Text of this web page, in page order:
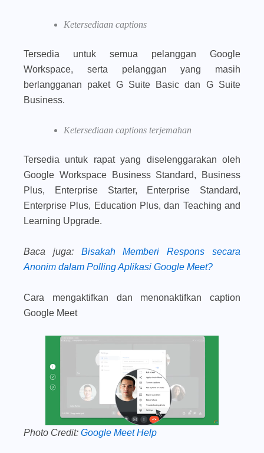
Ketersediaan captions
Tersedia untuk semua pelanggan Google
Workspace, serta pelanggan yang masih
berlangganan paket G Suite Basic dan G Suite
Business.
Ketersediaan captions terjemahan
Tersedia untuk rapat yang diselenggarakan oleh
Google Workspace Business Standard, Business
Plus, Enterprise Starter, Enterprise Standard,
Enterprise Plus, Education Plus, dan Teaching and
Learning Upgrade.
Baca juga:
Bisakah Memberi Respons secara
Anonim dalam Polling Aplikasi Google Meet?
Cara mengaktifkan dan menonaktifkan caption
Google Meet
Photo Credit: Google Meet Help